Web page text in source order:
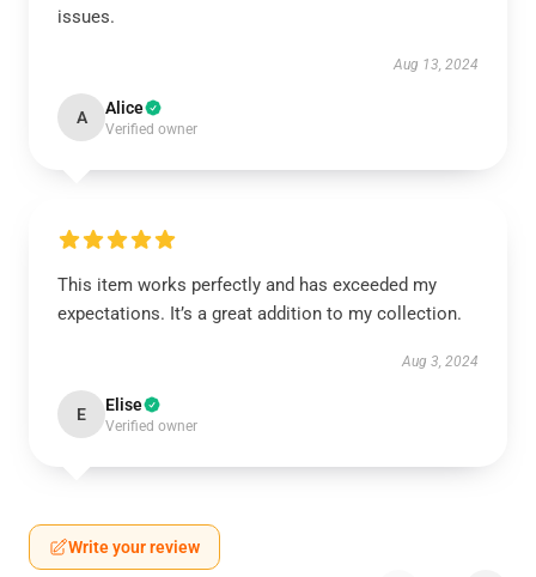
issues.
Aug 13, 2024
A Alice
Verified owner
This item works perfectly and has exceeded my
expectations. It’s a great addition to my collection.
Aug 3, 2024
E Elise
Verified owner
Write your review